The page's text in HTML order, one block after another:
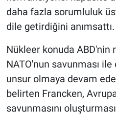
daha fazla sorumluluk
dile getirdiğini anımsattı.
Nükleer konuda ABD'nin
NATO'nun savunması ile
unsur olmaya devam
belirten Francken,
savunmasını